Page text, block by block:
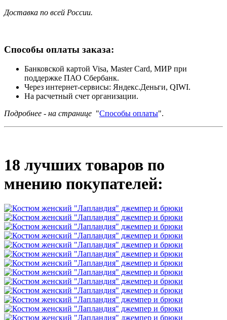
Доставка по всей России.
Способы оплаты заказа:
Банковской картой Visa, Master Card, МИР при
поддержке ПАО Сбербанк.
Через интернет-сервисы: Яндекс.Деньги, QIWI.
На расчетный счет организации.
Подробнее - на странице "Способы оплаты".
18 лучших товаров по
мнению покупателей: